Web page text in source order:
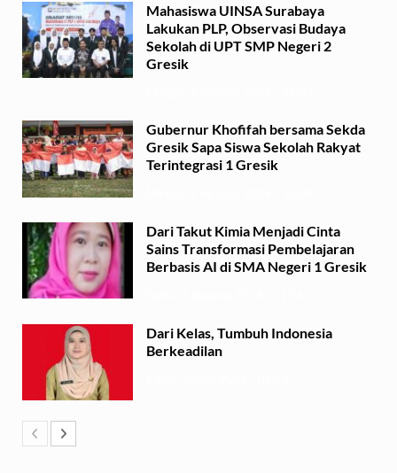
Mahasiswa UINSA Surabaya
Lakukan PLP, Observasi Budaya
Sekolah di UPT SMP Negeri 2
Gresik
Gubernur Khofifah bersama Sekda
Gresik Sapa Siswa Sekolah Rakyat
Terintegrasi 1 Gresik
Dari Takut Kimia Menjadi Cinta
Sains Transformasi Pembelajaran
Berbasis AI di SMA Negeri 1 Gresik
Dari Kelas, Tumbuh Indonesia
Berkeadilan